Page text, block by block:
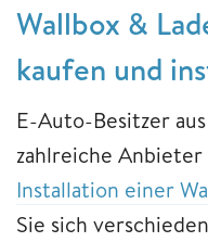
Wallbox &
kaufen und
E-Auto-Besitzer
zahlreiche
Installation einer
Sie sich